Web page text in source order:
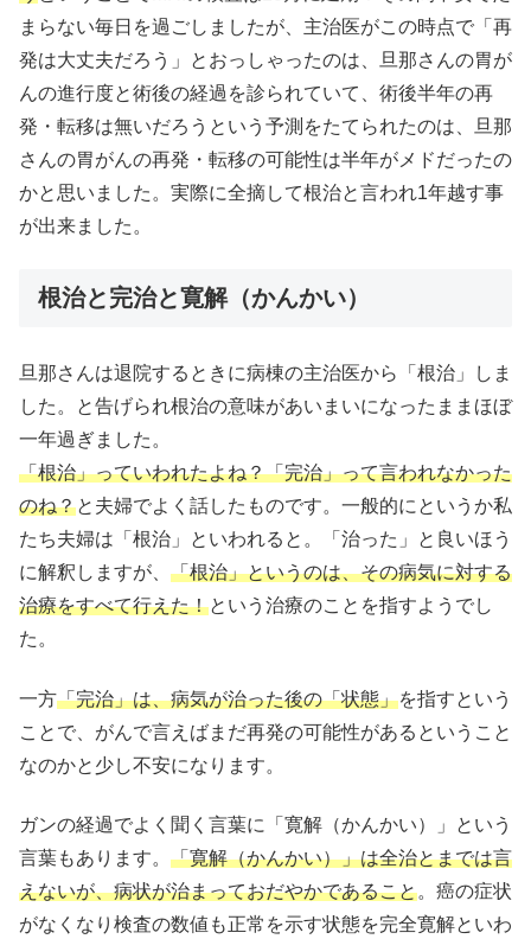
まらない毎日を過ごしましたが、主治医がこの時点で「再
発は大丈夫だろう」とおっしゃったのは、旦那さんの胃が
んの進行度と術後の経過を診られていて、術後半年の再
発・転移は無いだろうという予測をたてられたのは、旦那
さんの胃がんの再発・転移の可能性は半年がメドだったの
かと思いました。実際に全摘して根治と言われ1年越す事
が出来ました。
根治と完治と寛解（かんかい）
旦那さんは退院するときに病棟の主治医から「根治」しま
した。と告げられ根治の意味があいまいになったままほぼ
一年過ぎました。
「根治」っていわれたよね？「完治」って言われなかった
のね？と夫婦でよく話したものです。一般的にというか私
たち夫婦は「根治」といわれると。「治った」と良いほう
に解釈しますが、 「根治」というのは、その病気に対する
治療をすべて行えた！という治療のことを指すようでし
た。
一方「完治」は、病気が治った後の「状態」を指すという
ことで、がんで言えばまだ再発の可能性があるということ
なのかと少し不安になります。
ガンの経過でよく聞く言葉に「寛解（かんかい）」という
言葉もあります。 「寛解（かんかい）」は全治とまでは言
えないが、病状が治まっておだやかであること。癌の症状
がなくなり検査の数値も正常を示す状態を完全寛解といわ